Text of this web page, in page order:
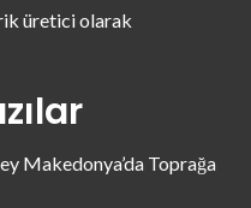
üretici olarak
Makedonya’da Toprağa